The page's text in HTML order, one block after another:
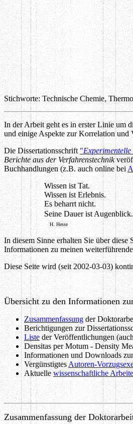
Stichworte: Technische Chemie,
In der Arbeit geht es in erster Linie um
und einige Aspekte zur Korrelation und
Die Dissertationsschrift "
Berichte aus der Verfahrenstechnik
Buchhandlungen (z.B. auch online bei
Wissen ist Tat.
Wissen ist Erlebnis.
Es beharrt nicht.
Seine Dauer ist Augenblick.
H. Hesse
In diesem Sinne erhalten Sie über
Informationen zu meinen
Diese Seite wird (seit 2002-03-03)
Übersicht zu den Informationen
Zusammenfassung der
Berichtigungen zur
Liste der Veröffentlichungen
Densitas per Motum - Density
Informationen und Downloads
Vergünstigtes Autoren-
Aktuelle wissenschaftliche
Zusammenfassung der